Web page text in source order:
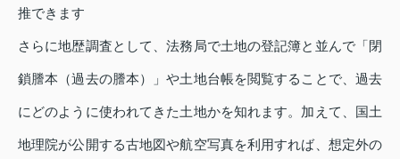
推できます
さらに地歴調査として、法務局で土地の登記簿と並んで「閉
鎖謄本（過去の謄本）」や土地台帳を閲覧することで、過去
にどのように使われてきた土地かを知れます。加えて、国土
地理院が公開する古地図や航空写真を利用すれば、想定外の